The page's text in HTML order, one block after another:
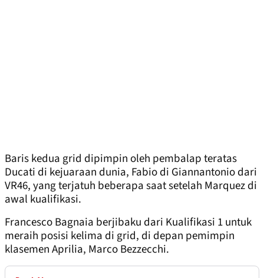
Baris kedua grid dipimpin oleh pembalap teratas
Ducati di kejuaraan dunia, Fabio di Giannantonio dari
VR46, yang terjatuh beberapa saat setelah Marquez di
awal kualifikasi.
Francesco Bagnaia berjibaku dari Kualifikasi 1 untuk
meraih posisi kelima di grid, di depan pemimpin
klasemen Aprilia, Marco Bezzecchi.